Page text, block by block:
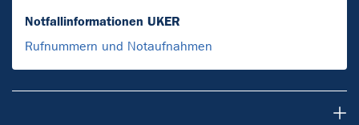
Notfallinformationen UKER
Rufnummern und Notaufnahmen